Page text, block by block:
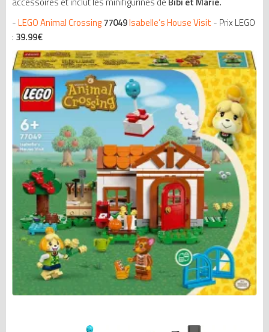
-LEGO Animal Crossing77049Isabelle’s House Visit - Prix LEGO
: 39.99€